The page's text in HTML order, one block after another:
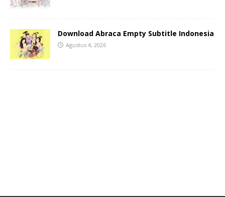
Download Abraca Empty Subtitle Indonesia
Agustus 4, 2026